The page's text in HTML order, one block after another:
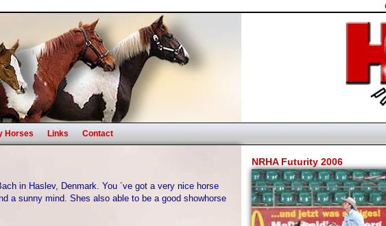
Horses Links Contact
in Haslev, Denmark. You ´ve got a very nice horse
a sunny mind. Shes also able to be a good showhorse
NRHA Futurity 2006